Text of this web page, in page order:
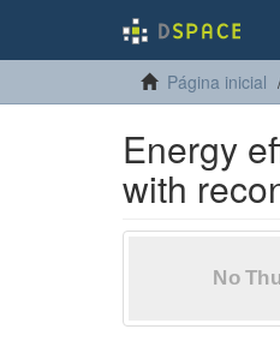
Página inicial
Energy
with